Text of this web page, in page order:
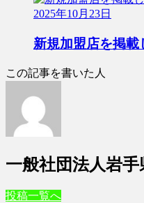
2025年10月23日
新規加盟店を掲載
この記事を書いた人
一般社団法人岩
投稿一覧へ